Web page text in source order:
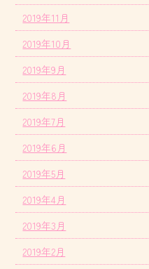
2019年11月
2019年10月
2019年9月
2019年8月
2019年7月
2019年6月
2019年5月
2019年4月
2019年3月
2019年2月